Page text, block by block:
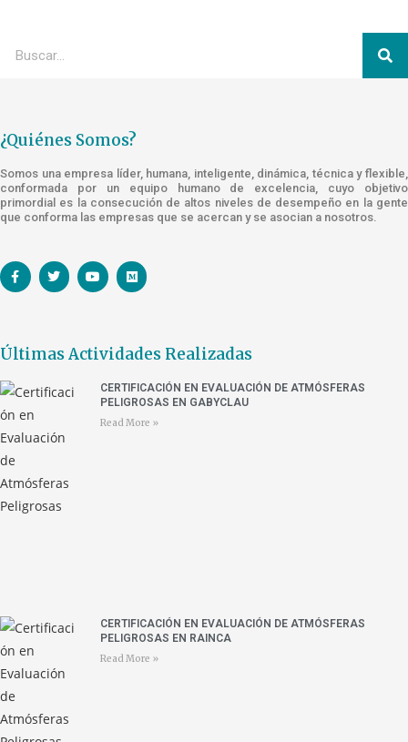
¿Quiénes Somos?
Somos una empresa líder, humana, inteligente, dinámica, técnica y flexible,
conformada por un equipo humano de excelencia, cuyo objetivo
primordial es la consecución de altos niveles de desempeño en la gente
que conforma las empresas que se acercan y se asocian a nosotros.
Últimas Actividades Realizadas
CERTIFICACIÓN EN EVALUACIÓN DE ATMÓSFERAS
PELIGROSAS EN GABYCLAU
Read More »
CERTIFICACIÓN EN EVALUACIÓN DE ATMÓSFERAS
PELIGROSAS EN RAINCA
Read More »